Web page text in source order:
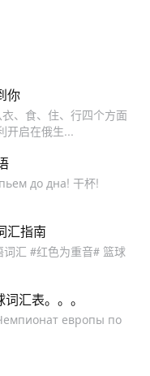
你
、食、住、行四个方面
开启在俄生...
до дна! 干杯!
汇指南
汇 #红色为重音# 篮球
汇表。。。
европы по